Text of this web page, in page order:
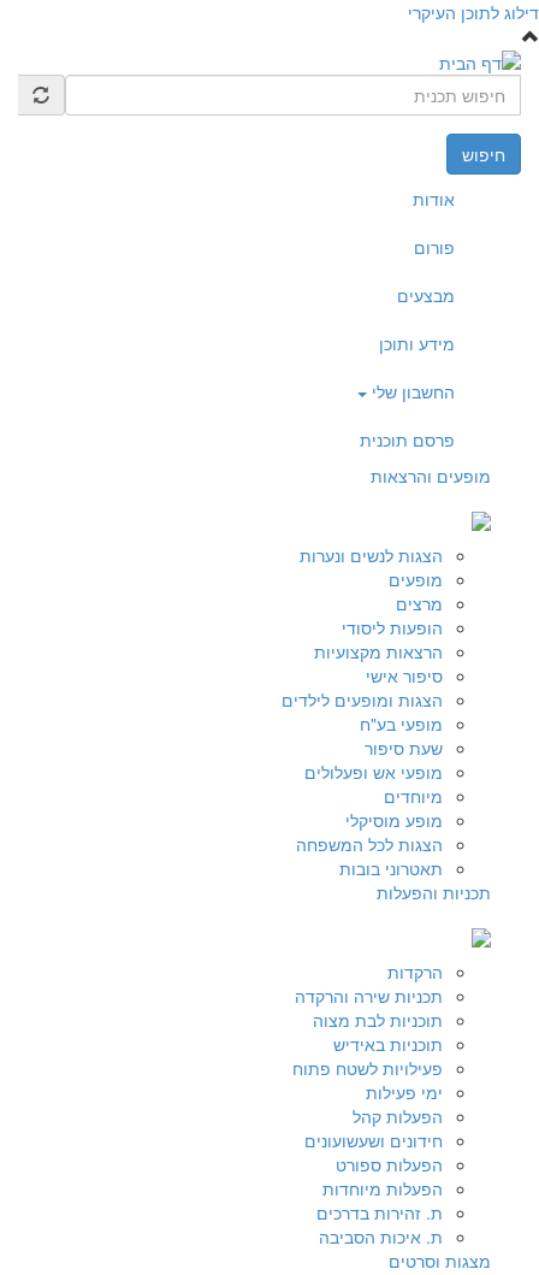
דילוג לתוכן העיקרי
חיפוש
אודות
פורום
מבצעים
מידע ותוכן
החשבון שלי
פרסם תוכנית
מופעים והרצאות
הצגות לנשים ונערות
מופעים
מרצים
הופעות ליסודי
הרצאות מקצועיות
סיפור אישי
הצגות ומופעים לילדים
מופעי בע"ח
שעת סיפור
מופעי אש ופעלולים
מיוחדים
מופע מוסיקלי
הצגות לכל המשפחה
תאטרוני בובות
תכניות והפעלות
הרקדות
תכניות שירה והרקדה
תוכניות לבת מצוה
תוכניות באידיש
פעילויות לשטח פתוח
ימי פעילות
הפעלות קהל
חידונים ושעשועונים
הפעלות ספורט
הפעלות מיוחדות
ת. זהירות בדרכים
ת. איכות הסביבה
מצגות וסרטים